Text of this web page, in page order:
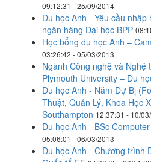
09:12:31 - 25/09/2014
Du học Anh - Yêu cầu
ngân hàng Đại học BPP
Học bổng du học Anh –
03:26:42 - 05/03/2013
Ngành Công nghệ và Nghệ
Plymouth University – Du
Du học Anh - Năm Dự Bị
Thuật, Quản Lý, Khoa Học
Southampton 12:37:31 - 10/
Du học Anh - BSc
05:06:01 - 06/03/2013
Du học Anh - Chương trình